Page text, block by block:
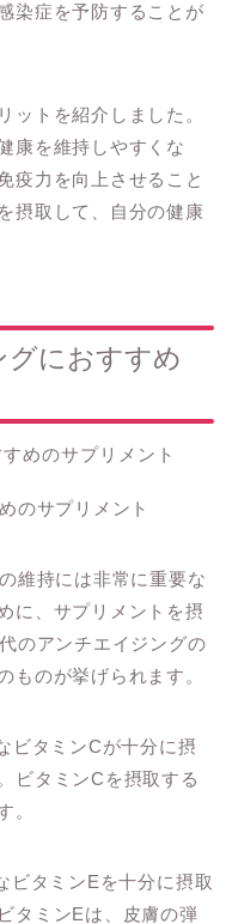
染症を予防することが
ットを紹介しました。
康を維持しやすくな
疫力を向上させること
摂取して、自分の健康
におすすめ
のサプリメント
維持には非常に重要な
に、サプリメントを摂
のアンチエイジングの
ものが挙げられます。
ビタミンCが十分に摂
ビタミンCを摂取する
。
ビタミンEを十分に摂取
タミンEは、皮膚の弾